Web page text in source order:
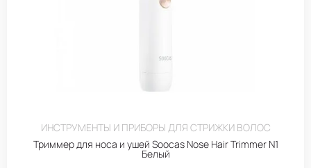
ИНСТРУМЕНТЫ И ПРИБОРЫ ДЛЯ СТРИЖКИ ВОЛОС
Триммер для носа и ушей Soocas Nose Hair Trimmer N1
Белый